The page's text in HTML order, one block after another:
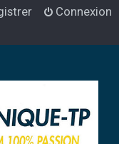
Connexion